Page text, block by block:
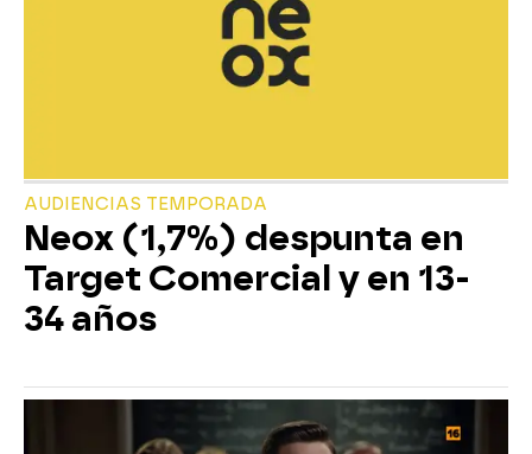
AUDIENCIAS TEMPORADA
Neox (1,7%) despunta en
Target Comercial y en 13-
34 años